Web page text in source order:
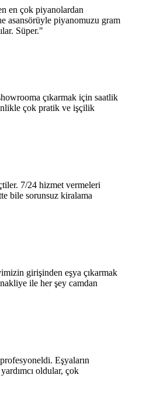
en çok piyanolardan
asansörüyle piyanomuzu gram
Süper."
çıkarmak için saatlik
çok pratik ve işçilik
7/24 hizmet vermeleri
bile sorunsuz kiralama
girişinden eşya çıkarmak
ile her şey camdan
Eşyaların
oldular, çok